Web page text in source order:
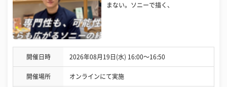
まない。ソニーで描く、
開催日時 2026年08月19日(水) 16:00〜16:50
開催場所 オンラインにて実施